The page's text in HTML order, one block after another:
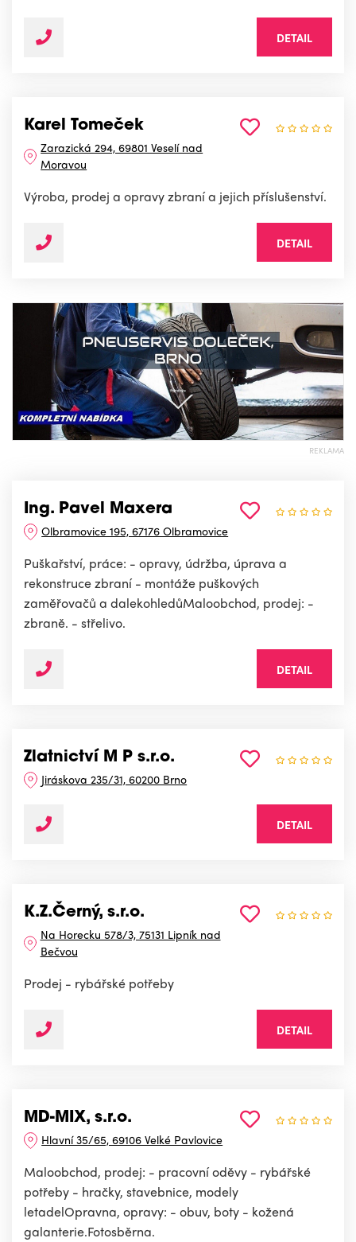
DETAIL
Karel Tomeček
Zarazická 294, 69801 Veselí nad
Moravou
Výroba, prodej a opravy zbraní a jejich příslušenství.
DETAIL
REKLAMA
Ing. Pavel Maxera
Olbramovice 195, 67176 Olbramovice
Puškařství, práce: - opravy, údržba, úprava a
rekonstruce zbraní - montáže puškových
zaměřovačů a dalekohledůMaloobchod, prodej: -
zbraně. - střelivo.
DETAIL
Zlatnictví M P s.r.o.
Jiráskova 235/31, 60200 Brno
DETAIL
K.Z.Černý, s.r.o.
Na Horecku 578/3, 75131 Lipník nad
Bečvou
Prodej - rybářské potřeby
DETAIL
MD-MIX, s.r.o.
Hlavní 35/65, 69106 Velké Pavlovice
Maloobchod, prodej: - pracovní oděvy - rybářské
potřeby - hračky, stavebnice, modely
letadelOpravna, opravy: - obuv, boty - kožená
galanterie.Fotosběrna.